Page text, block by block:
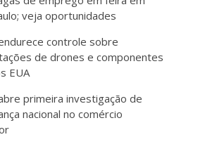
veja oportunidades
controle sobre
de drones e componentes
EUA
primeira investigação de
nacional no comércio